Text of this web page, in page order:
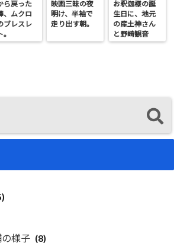
ら戻った
、ムクロ
ブレスレ
映画三昧の夜
明け、半袖で
走り出す朝。
お釈迦様の誕
生日に、地元
の産土神さん
と野崎観音
へ。
様子 (8)